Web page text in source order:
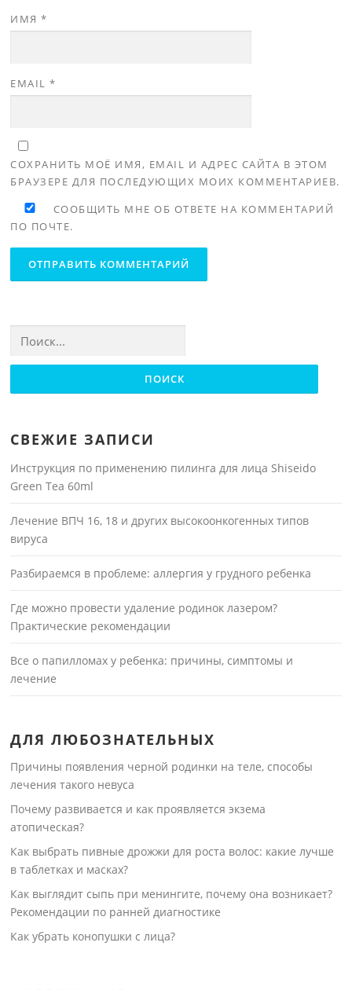
ИМЯ*
EMAIL*
СОХРАНИТЬ МОЁ ИМЯ, EMAIL И АДРЕС САЙТА В ЭТОМ
БРАУЗЕРЕ ДЛЯ ПОСЛЕДУЮЩИХ МОИХ КОММЕНТАРИЕВ.
СООБЩИТЬ МНЕ ОБ ОТВЕТЕ НА КОММЕНТАРИЙ
ПО ПОЧТЕ.
СВЕЖИЕ ЗАПИСИ
Инструкция по применению пилинга для лица Shiseido
Green Tea 60ml
Лечение ВПЧ 16, 18 и других высокоонкогенных типов
вируса
Разбираемся в проблеме: аллергия у грудного ребенка
Где можно провести удаление родинок лазером?
Практические рекомендации
Все о папилломах у ребенка: причины, симптомы и
лечение
ДЛЯ ЛЮБОЗНАТЕЛЬНЫХ
Причины появления черной родинки на теле, способы
лечения такого невуса
Почему развивается и как проявляется экзема
атопическая?
Как выбрать пивные дрожжи для роста волос: какие лучше
в таблетках и масках?
Как выглядит сыпь при менингите, почему она возникает?
Рекомендации по ранней диагностике
Как убрать конопушки с лица?